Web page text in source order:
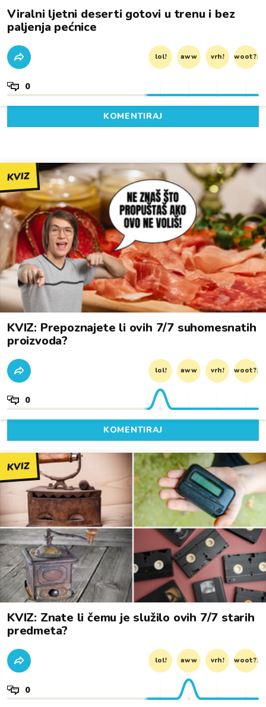
Viralni ljetni deserti gotovi u trenu i bez
paljenja pećnice
lol! aww vrh! woot?!
0
KOMENTIRAJ
KVIZ
KVIZ: Prepoznajete li ovih 7/7 suhomesnatih
proizvoda?
lol! aww vrh! woot?!
0
KOMENTIRAJ
KVIZ
KVIZ: Znate li čemu je služilo ovih 7/7 starih
predmeta?
lol! aww vrh! woot?!
0